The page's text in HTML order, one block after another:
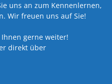
uns an zum Kennenlernen,
Wir freuen uns auf Sie!
direkt über